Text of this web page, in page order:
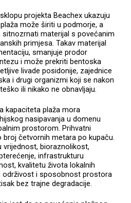
projekta Beachex ukazuju
može širiti u podmorje, a
materijal s povećanim
primjesa. Takav materijal
smanjuje prodor
i može prekriti bentoska
livade posidonije, zajednice
i drugi organizmi koji se nakon
ili nikako ne obnavljaju.
kapaciteta plaža mora
nasipavanja u domenu
prostorom. Prihvatni
broj četvornih metara po kupaču.
vrijednost, bioraznolikost,
infrastrukturu
kvalitetu života lokalnih
održivost i sposobnost prostora
bez trajne degradacije.